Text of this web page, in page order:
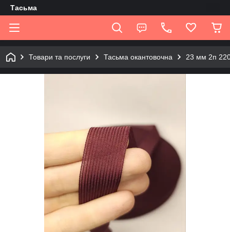
Tасьма
Товари та послуги Тасьма окантовочна 23 мм 2п